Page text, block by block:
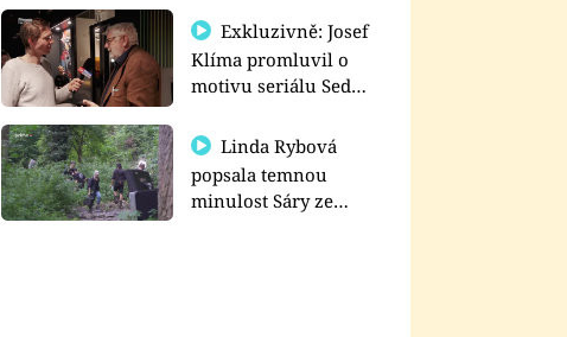
prima+
Exkluzivně: Josef
Klíma promluvil o
motivu seriálu Sedm
Linda Rybová
popsala temnou
minulost Sáry ze